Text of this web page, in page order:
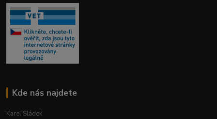
Kde nás najdete
Karel Sládek